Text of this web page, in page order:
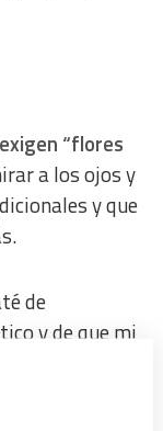
“flores
a los ojos y
y que
de
y de que mi
siempre